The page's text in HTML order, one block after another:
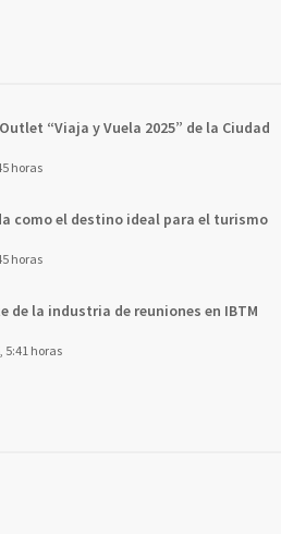
“Viaja y Vuela 2025” de la Ciudad
horas
como el destino ideal para el turismo
horas
de la industria de reuniones en IBTM
5:41 horas